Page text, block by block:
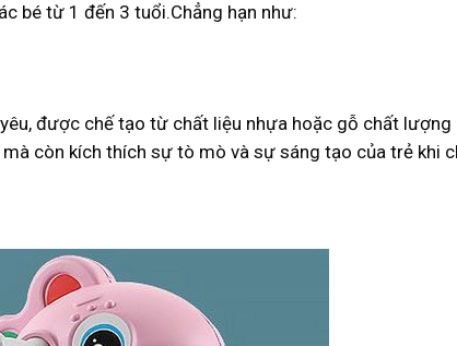
bé từ 1 đến 3 tuổi.Chẳng hạn như:
được chế tạo từ chất liệu nhựa hoặc gỗ chất
còn kích thích sự tò mò và sự sáng tạo của trẻ khi